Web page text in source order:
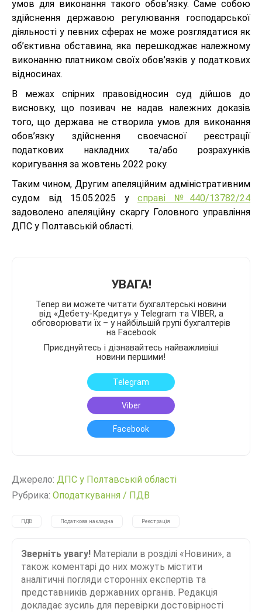
умов для виконання такого обов’язку. Саме собою
здійснення державою регулювання господарської
діяльності у певних сферах не може розглядатися як
об’єктивна обставина, яка перешкоджає належному
виконанню платником своїх обов’язків у податкових
відносинах.
В межах спірних правовідносин суд дійшов до
висновку, що позивач не надав належних доказів
того, що держава не створила умов для виконання
обов’язку здійснення своєчасної реєстрації
податкових накладних та/або розрахунків
коригування за жовтень 2022 року.
Таким чином, Другим апеляційним адміністративним
судом від 15.05.2025 у справі №440/13782/24
задоволено апеляційну скаргу Головного управління
ДПС у Полтавській області.
УВАГА!
Тепер ви можете читати бухгалтерські новини
від «Дебету-Кредиту» у Telegram та VIBER, а
обговорювати їх – у найбільшій групі бухгалтерів
на Facebook
Приєднуйтесь і дізнавайтесь найважливіші
новини першими!
Telegram
Viber
Facebook
Джерело: ДПС у Полтавській області
Рубрика: Оподаткування / ПДВ
ПДВ Податкова накладна Реєстрація
Зверніть увагу! Матеріали в розділі «Новини», а
також коментарі до них можуть містити
аналітичні погляди сторонніх експертів та
представників державних органів. Редакція
докладає зусиль для перевірки достовірності